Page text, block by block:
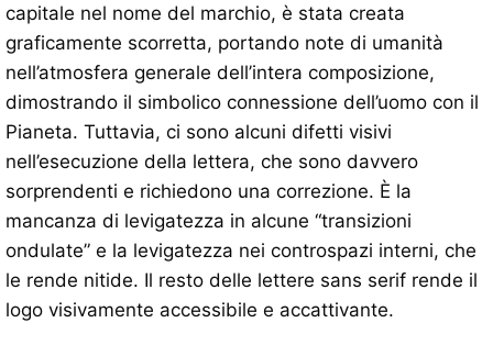
capitale nel nome del marchio, è stata creata
graficamente scorretta, portando note di umanità
nell’atmosfera generale dell’intera composizione,
dimostrando il simbolico connessione dell’uomo con il
Pianeta. Tuttavia, ci sono alcuni difetti visivi
nell’esecuzione della lettera, che sono davvero
sorprendenti e richiedono una correzione. È la
mancanza di levigatezza in alcune “transizioni
ondulate” e la levigatezza nei controspazi interni, che
le rende nitide. Il resto delle lettere sans serif rende il
logo visivamente accessibile e accattivante.